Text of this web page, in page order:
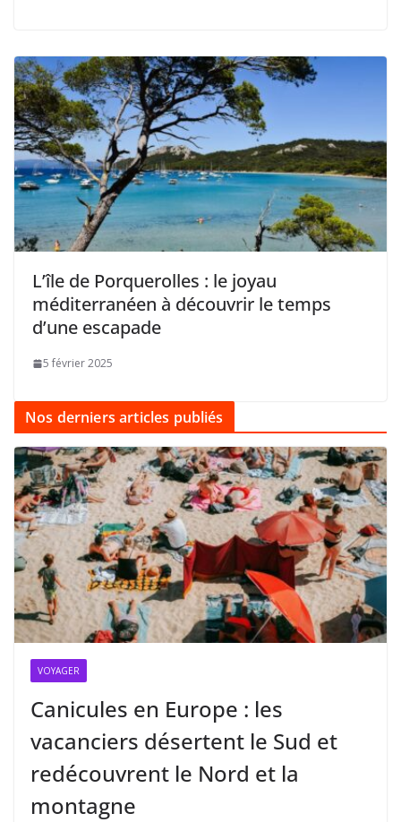
L’île de Porquerolles : le joyau
méditerranéen à découvrir le temps
d’une escapade
5 février 2025
Nos derniers articles publiés
VOYAGER
Canicules en Europe : les
vacanciers désertent le Sud et
redécouvrent le Nord et la
montagne